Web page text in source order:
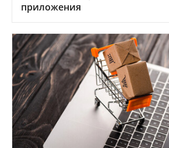
приложения